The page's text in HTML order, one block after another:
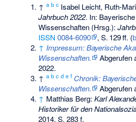
↑a b c Isabel Leicht, Ruth-
Jahrbuch 2022. In:
Wissenschaften (Hrsg.):
ISSN 0084-6090 ,S. 129ff. (
↑ Impressum: Bayerische
Wissenschaften.
Abgerufen
2022.
↑a b c d e f Chronik:
Wissenschaften.
Abgerufen
↑ Matthias Berg:Karl
Historiker für den
2014, S. 283 f.